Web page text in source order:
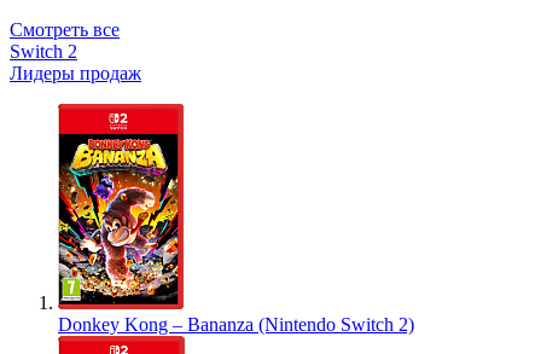
Смотреть все
Switch 2
Лидеры продаж
Donkey Kong – Bananza (Nintendo Switch 2)